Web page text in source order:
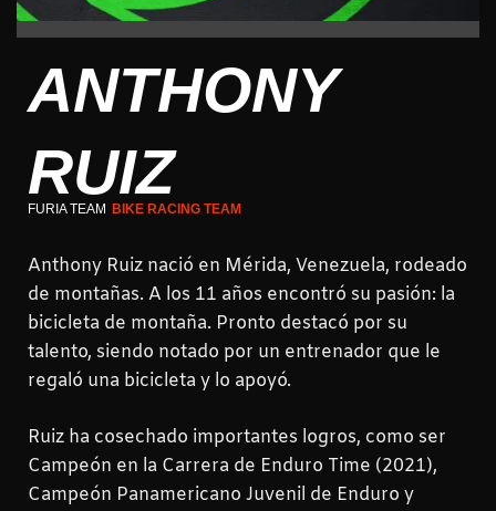
ANTHONY
RUIZ
FURIA TEAM BIKE RACING TEAM
Anthony Ruiz nació en Mérida, Venezuela, rodeado
de montañas. A los 11 años encontró su pasión: la
bicicleta de montaña. Pronto destacó por su
talento, siendo notado por un entrenador que le
regaló una bicicleta y lo apoyó.
Ruiz ha cosechado importantes logros, como ser
Campeón en la Carrera de Enduro Time (2021),
Campeón Panamericano Juvenil de Enduro y